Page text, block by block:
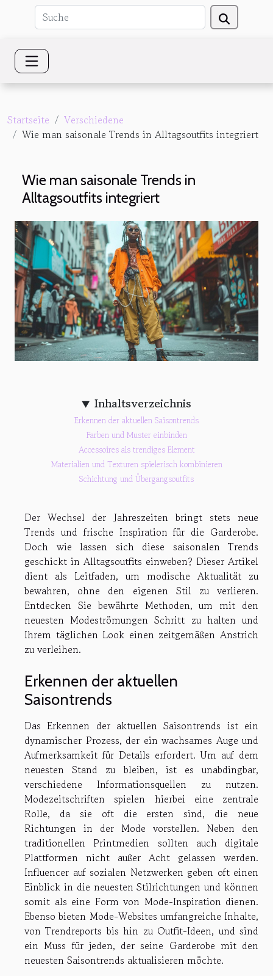
Startseite
Verschiedene
Wie man saisonale Trends in Alltagsoutfits integriert
Wie man saisonale Trends in
Alltagsoutfits integriert
Inhaltsverzeichnis
Erkennen der aktuellen Saisontrends
Farben und Muster einbinden
Accessoires als trendiges Element
Materialien und Texturen spielerisch kombinieren
Schichtung und Übergangsoutfits
Der Wechsel der Jahreszeiten bringt stets neue
Trends und frische Inspiration für die Garderobe.
Doch wie lassen sich diese saisonalen Trends
geschickt in Alltagsoutfits einweben? Dieser Artikel
dient als Leitfaden, um modische Aktualität zu
bewahren, ohne den eigenen Stil zu verlieren.
Entdecken Sie bewährte Methoden, um mit den
neuesten Modeströmungen Schritt zu halten und
Ihrem täglichen Look einen zeitgemäßen Anstrich
zu verleihen.
Erkennen der aktuellen
Saisontrends
Das Erkennen der aktuellen Saisontrends ist ein
dynamischer Prozess, der ein wachsames Auge und
Aufmerksamkeit für Details erfordert. Um auf dem
neuesten Stand zu bleiben, ist es unabdingbar,
verschiedene Informationsquellen zu nutzen.
Modezeitschriften spielen hierbei eine zentrale
Rolle, da sie oft die ersten sind, die neue
Richtungen in der Mode vorstellen. Neben den
traditionellen Printmedien sollten auch digitale
Plattformen nicht außer Acht gelassen werden.
Influencer auf sozialen Netzwerken geben oft einen
Einblick in die neuesten Stilrichtungen und können
somit als eine Form von Mode-Inspiration dienen.
Ebenso bieten Mode-Websites umfangreiche Inhalte,
von Trendreports bis hin zu Outfit-Ideen, und sind
ein Muss für jeden, der seine Garderobe mit den
neuesten Saisontrends aktualisieren möchte.